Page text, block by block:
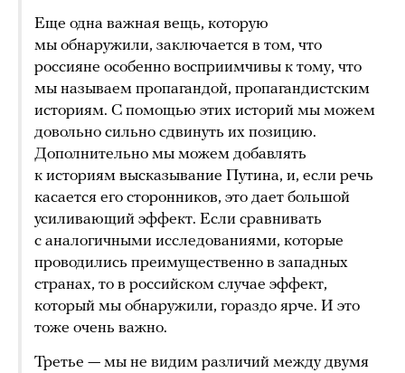
Еще одна важная вещь, которую
мы обнаружили, заключается в том, что
россияне особенно восприимчивы к тому, что
мы называем пропагандой, пропагандистским
историям. С помощью этих историй мы можем
довольно сильно сдвинуть их позицию.
Дополнительно мы можем добавлять
к историям высказывание Путина, и, если речь
касается его сторонников, это дает большой
усиливающий эффект. Если сравнивать
с аналогичными исследованиями, которые
проводились преимущественно в западных
странах, то в российском случае эффект,
который мы обнаружили, гораздо ярче. И это
тоже очень важно.
Третье — мы не видим различий между двумя